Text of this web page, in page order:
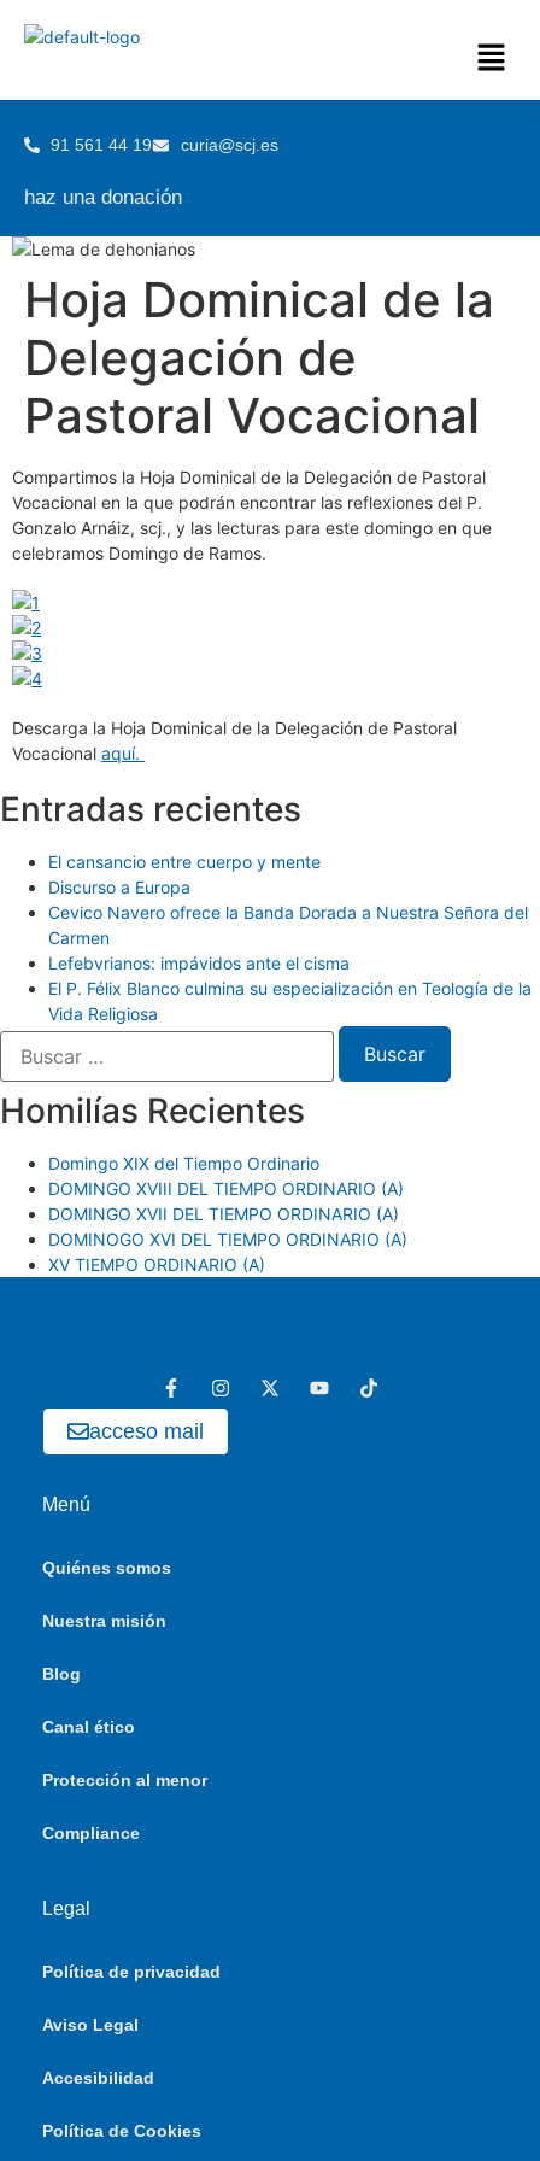
91 561 44 19 curia@scj.es
haz una donación
Hoja Dominical de la
Delegación de
Pastoral Vocacional
Compartimos la Hoja Dominical de la Delegación de Pastoral
Vocacional en la que podrán encontrar las reflexiones del P.
Gonzalo Arnáiz, scj., y las lecturas para este domingo en que
celebramos Domingo de Ramos.
Descarga la Hoja Dominical de la Delegación de Pastoral
Vocacional aquí.
Entradas recientes
El cansancio entre cuerpo y mente
Discurso a Europa
Cevico Navero ofrece la Banda Dorada a Nuestra Señora del
Carmen
Lefebvrianos: impávidos ante el cisma
El P. Félix Blanco culmina su especialización en Teología de la
Vida Religiosa
Homilías Recientes
Domingo XIX del Tiempo Ordinario
DOMINGO XVIII DEL TIEMPO ORDINARIO (A)
DOMINGO XVII DEL TIEMPO ORDINARIO (A)
DOMINOGO XVI DEL TIEMPO ORDINARIO (A)
XV TIEMPO ORDINARIO (A)
acceso mail
Menú
Quiénes somos
Nuestra misión
Blog
Canal ético
Protección al menor
Compliance
Legal
Política de privacidad
Aviso Legal
Accesibilidad
Política de Cookies